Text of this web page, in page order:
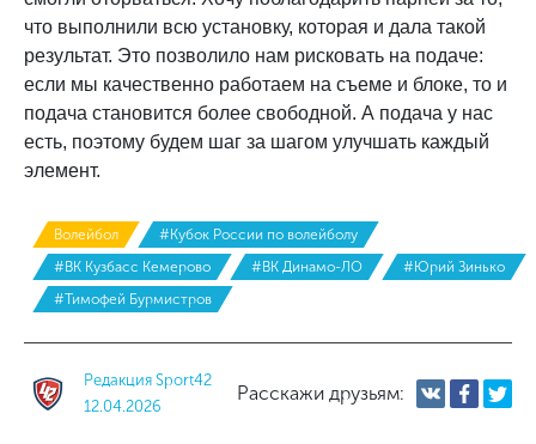
что выполнили всю установку, которая и дала такой
результат. Это позволило нам рисковать на подаче:
если мы качественно работаем на съеме и блоке, то и
подача становится более свободной. А подача у нас
есть, поэтому будем шаг за шагом улучшать каждый
элемент.
Волейбол
#Кубок России по волейболу
#ВК Кузбасс Кемерово
#ВК Динамо-ЛО
#Юрий Зинько
#Тимофей Бурмистров
Редакция Sport42
12.04.2026
Расскажи друзьям: